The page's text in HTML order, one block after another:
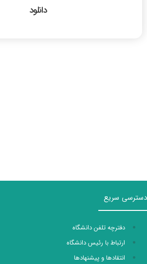
دانلود
دسترسی سریع
دفترچه تلفن دانشگاه
ارتباط با رئیس دانشگاه
انتقادها و پیشنهادها